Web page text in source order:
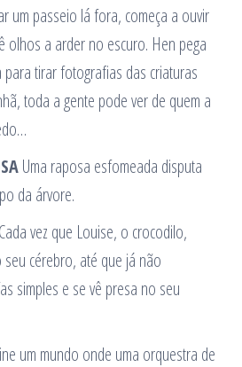
um passeio lá fora, começa a ouvir
olhos a arder no escuro. Hen pega
tirar fotografias das criaturas
toda a gente pode ver de quem a
Uma raposa esfomeada disputa
da árvore.
Cada vez que Louise, o crocodilo,
cérebro, até que já não
simples e se vê presa no seu
um mundo onde uma orquestra de